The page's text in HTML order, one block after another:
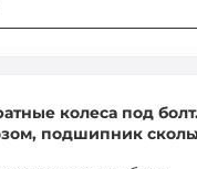
колеса под
подшипник